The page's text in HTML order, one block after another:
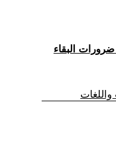
البقاء